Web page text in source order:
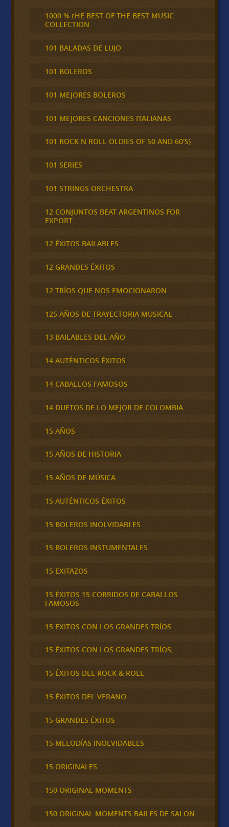
1000 % tHE BEST OF THE BEST MUSIC
COLLECTION
101 BALADAS DE LUJO
101 BOLEROS
101 MEJORES BOLEROS
101 MEJORES CANCIONES ITALIANAS
101 ROCK N ROLL OLDIES OF 50 AND 60'S}
101 SERIES
101 STRINGS ORCHESTRA
12 CONJUNTOS BEAT ARGENTINOS FOR
EXPORT
12 ÉXITOS BAILABLES
12 GRANDES ÉXITOS
12 TRÍOS QUE NOS EMOCIONARON
125 AÑOS DE TRAYECTORIA MUSICAL
13 BAILABLES DEL AÑO
14 AUTÉNTICOS ÉXITOS
14 CABALLOS FAMOSOS
14 DUETOS DE LO MEJOR DE COLOMBIA
15 AÑOS
15 AÑOS DE HISTORIA
15 AÑOS DE MÚSICA
15 AUTÉNTICOS ÉXITOS
15 BOLEROS INOLVIDABLES
15 BOLEROS INSTUMENTALES
15 EXITAZOS
15 ÉXITOS 15 CORRIDOS DE CABALLOS
FAMOSOS
15 EXITOS CON LOS GRANDES TRÍOS
15 ÉXITOS CON LOS GRANDES TRÍOS,
15 ÉXITOS DEL ROCK & ROLL
15 ÉXITOS DEL VERANO
15 GRANDES ÉXITOS
15 MELODÍAS INOLVIDABLES
15 ORIGINALES
150 ORIGINAL MOMENTS
150 ORIGINAL MOMENTS BAILES DE SALON